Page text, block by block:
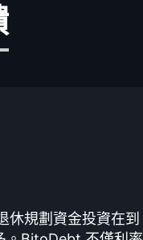
休規劃資金投資在到